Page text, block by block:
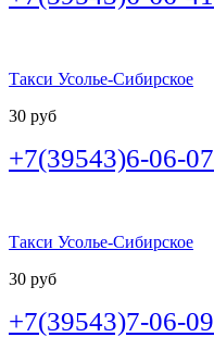
Такси Усолье-Сибирское
30 руб
+7(39543)6-06-07
Такси Усолье-Сибирское
30 руб
+7(39543)7-06-09